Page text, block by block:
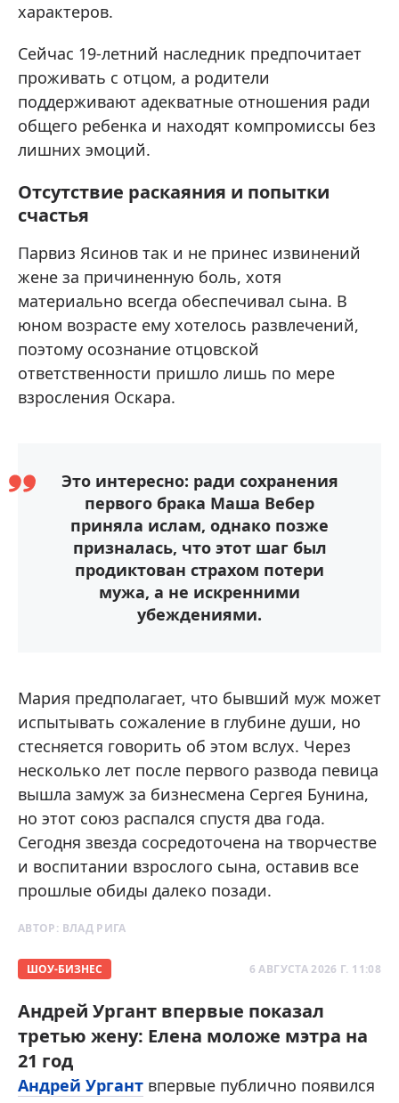
характеров.
Сейчас 19-летний наследник предпочитает
проживать с отцом, а родители
поддерживают адекватные отношения ради
общего ребенка и находят компромиссы без
лишних эмоций.
Отсутствие раскаяния и попытки
счастья
Парвиз Ясинов так и не принес извинений
жене за причиненную боль, хотя
материально всегда обеспечивал сына. В
юном возрасте ему хотелось развлечений,
поэтому осознание отцовской
ответственности пришло лишь по мере
взросления Оскара.
Это интересно: ради сохранения
первого брака Маша Вебер
приняла ислам, однако позже
призналась, что этот шаг был
продиктован страхом потери
мужа, а не искренними
убеждениями.
Мария предполагает, что бывший муж может
испытывать сожаление в глубине души, но
стесняется говорить об этом вслух. Через
несколько лет после первого развода певица
вышла замуж за бизнесмена Сергея Бунина,
но этот союз распался спустя два года.
Сегодня звезда сосредоточена на творчестве
и воспитании взрослого сына, оставив все
прошлые обиды далеко позади.
АВТОР: ВЛАД РИГА
ШОУ-БИЗНЕС 6 АВГУСТА 2026 Г. 11:08
Андрей Ургант впервые показал
третью жену: Елена моложе мэтра на
21 год
Андрей Ургант впервые публично появился